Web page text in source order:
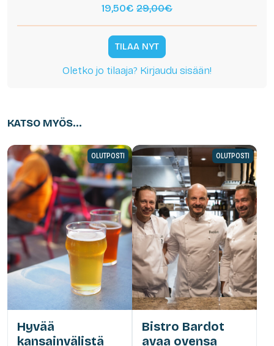
19,50€ 29,00€
TILAA NYT
Oletko jo tilaaja? Kirjaudu sisään!
KATSO MYÖS...
OLUTPOSTI
Hyvää
kansainvälistä
OLUTPOSTI
Bistro Bardot
avaa ovensa